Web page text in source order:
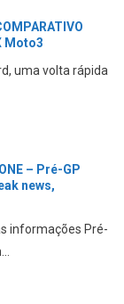
Moto3
uma volta rápida
– Pré-GP
news,
informações Pré-